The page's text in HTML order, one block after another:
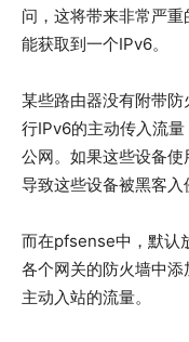
问，这将带来非常严
能获取到一个IPv6。
某些路由器没有附带
行IPv6的主动传入流
公网。如果这些设备
导致这些设备被黑客入
而在pfsense中，默认
各个网关的防火墙中
主动入站的流量。